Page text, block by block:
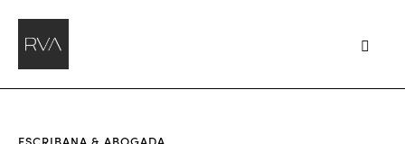
ESCRIBANA & ABOGADA